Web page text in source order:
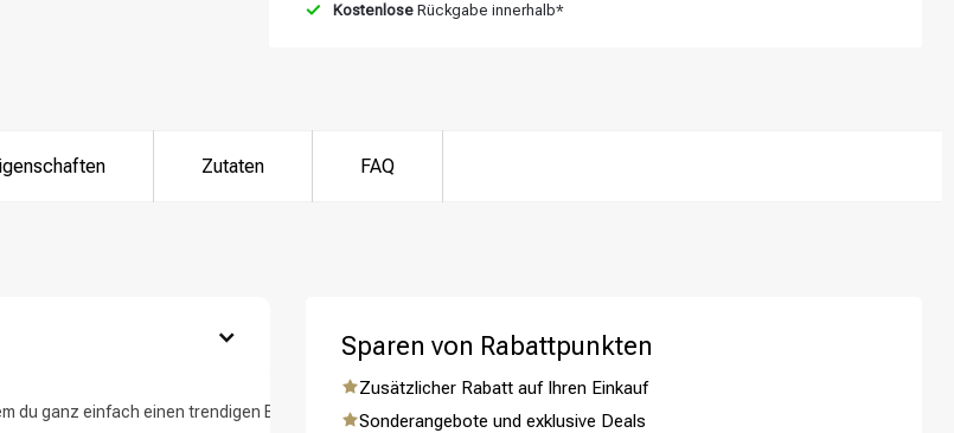
Kostenlose Rückgabe innerhalb*
Zutaten FAQ
du ganz einfach einen trendigen Beach‑Look kreierst. Die Formel mit Meersalz sorgt sofort für mehr Textur, Volumen
Sparen von Rabattpunkten
Zusätzlicher Rabatt auf Ihren Einkauf
Sonderangebote und exklusive Deals